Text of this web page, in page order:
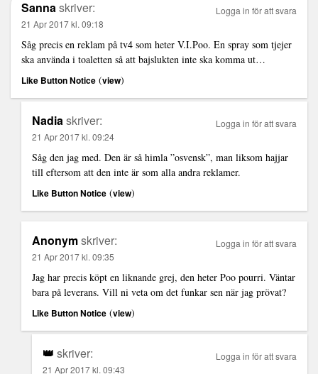
Sannaskriver:
21 Apr 2017 kl. 09:18
Såg precis en reklam på tv4 som heter V.I.Poo. En spray som tjejer
ska använda i toaletten så att bajslukten inte ska komma ut…
Like Button Notice (view)
Logga in för att svara
Nadiaskriver:
21 Apr 2017 kl. 09:24
Såg den jag med. Den är så himla ”osvensk”, man liksom hajjar
till eftersom att den inte är som alla andra reklamer.
Like Button Notice (view)
Logga in för att svara
Anonymskriver:
21 Apr 2017 kl. 09:35
Jag har precis köpt en liknande grej, den heter Poo pourri. Väntar
bara på leverans. Vill ni veta om det funkar sen när jag prövat?
Like Button Notice (view)
Logga in för att svara
👑 skriver:
21 Apr 2017 kl. 09:43
Logga in för att svara